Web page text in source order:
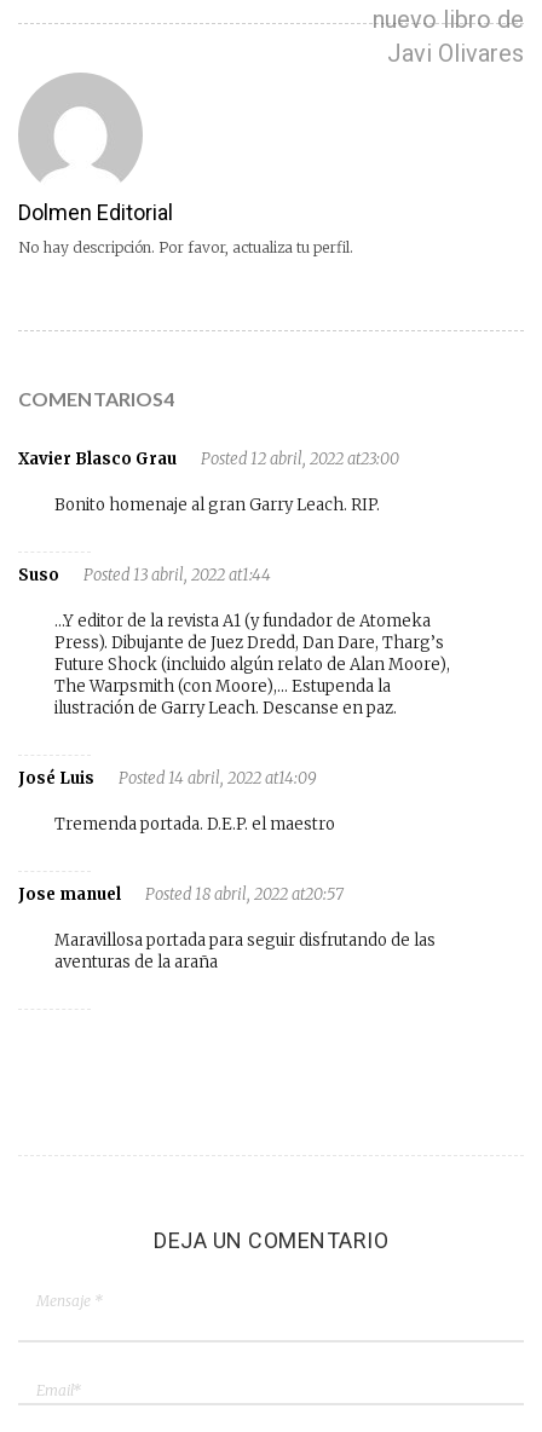
nuevo libro de
Javi Olivares
Dolmen Editorial
No hay descripción. Por favor, actualiza tu perfil.
COMENTARIOS4
Xavier Blasco Grau Posted 12 abril, 2022 at23:00
Bonito homenaje al gran Garry Leach. RIP.
Suso Posted 13 abril, 2022 at1:44
…Y editor de la revista A1 (y fundador de Atomeka
Press). Dibujante de Juez Dredd, Dan Dare, Tharg’s
Future Shock (incluido algún relato de Alan Moore),
The Warpsmith (con Moore),… Estupenda la
ilustración de Garry Leach. Descanse en paz.
José Luis Posted 14 abril, 2022 at14:09
Tremenda portada. D.E.P. el maestro
Jose manuel Posted 18 abril, 2022 at20:57
Maravillosa portada para seguir disfrutando de las
aventuras de la araña
DEJA UN COMENTARIO